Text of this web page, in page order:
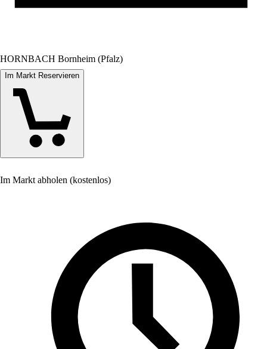
HORNBACH Bornheim (Pfalz)
Im Markt Reservieren
Im Markt abholen (kostenlos)